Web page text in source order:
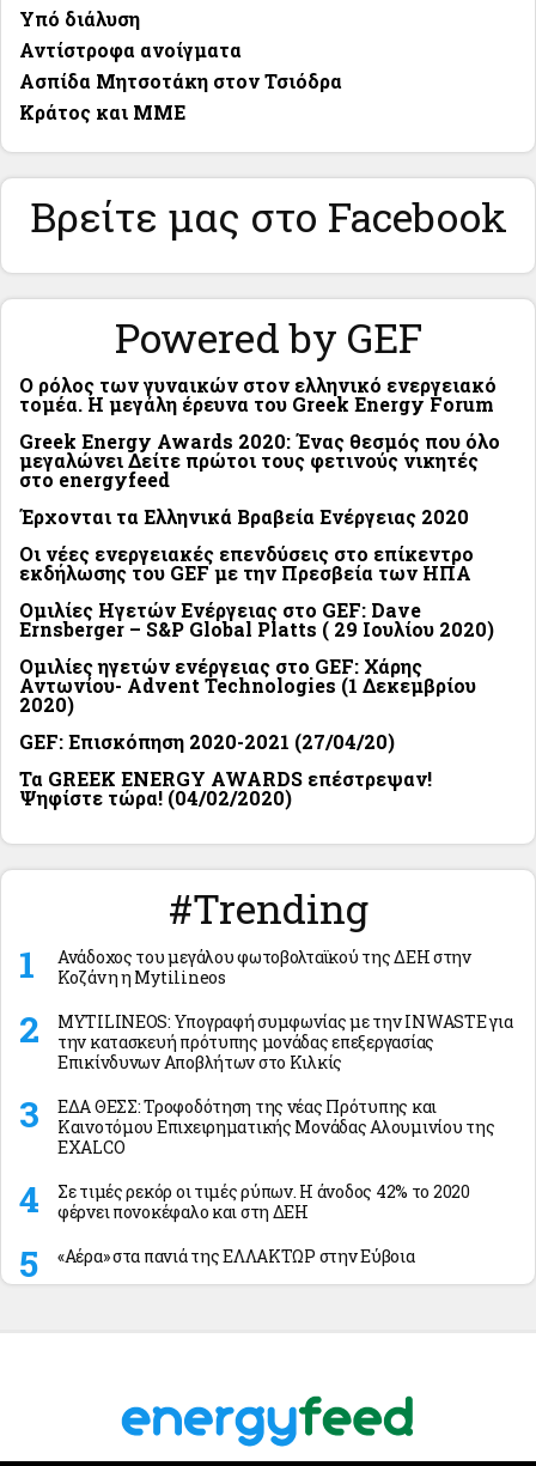
Υπό διάλυση
Αντίστροφα ανοίγματα
Ασπίδα Μητσοτάκη στον Τσιόδρα
Κράτος και ΜΜΕ
Βρείτε μας στο Facebook
Powered by GEF
Ο ρόλος των γυναικών στον ελληνικό ενεργειακό
τομέα. Η μεγάλη έρευνα του Greek Energy Forum
Greek Energy Awards 2020: Ένας θεσμός που όλο
μεγαλώνει Δείτε πρώτοι τους φετινούς νικητές
στο energyfeed
Έρχονται τα Ελληνικά Βραβεία Ενέργειας 2020
Οι νέες ενεργειακές επενδύσεις στο επίκεντρο
εκδήλωσης του GEF με την Πρεσβεία των ΗΠΑ
Ομιλίες Ηγετών Ενέργειας στο GEF: Dave
Ernsberger – S&P Global Platts ( 29 Ιουλίου 2020)
Ομιλίες ηγετών ενέργειας στο GEF: Χάρης
Αντωνίου- Advent Technologies (1 Δεκεμβρίου
2020)
GEF: Επισκόπηση 2020-2021 (27/04/20)
Τα GREEK ENERGY AWARDS επέστρεψαν!
Ψηφίστε τώρα! (04/02/2020)
#Trending
Ανάδοχος του μεγάλου φωτοβολταϊκού της ΔΕΗ στην
Κοζάνη η Mytilineos
MYTILINEOS: Υπογραφή συμφωνίας με την INWASTE για
την κατασκευή πρότυπης μονάδας επεξεργασίας
Επικίνδυνων Αποβλήτων στο Κιλκίς
ΕΔΑ ΘΕΣΣ: Τροφοδότηση της νέας Πρότυπης και
Καινοτόμου Επιχειρηματικής Μονάδας Αλουμινίου της
EXALCO
Σε τιμές ρεκόρ οι τιμές ρύπων. Η άνοδος 42% το 2020
φέρνει πονοκέφαλο και στη ΔΕΗ
«Αέρα» στα πανιά της ΕΛΛΑΚΤΩΡ στην Εύβοια